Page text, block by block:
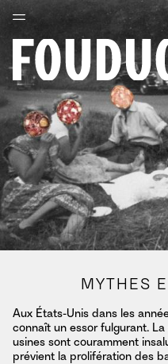
MYTHES
Aux États-Unis dans les
connaît un essor fulgurant.
usines sont couramment
prévient la prolifération des